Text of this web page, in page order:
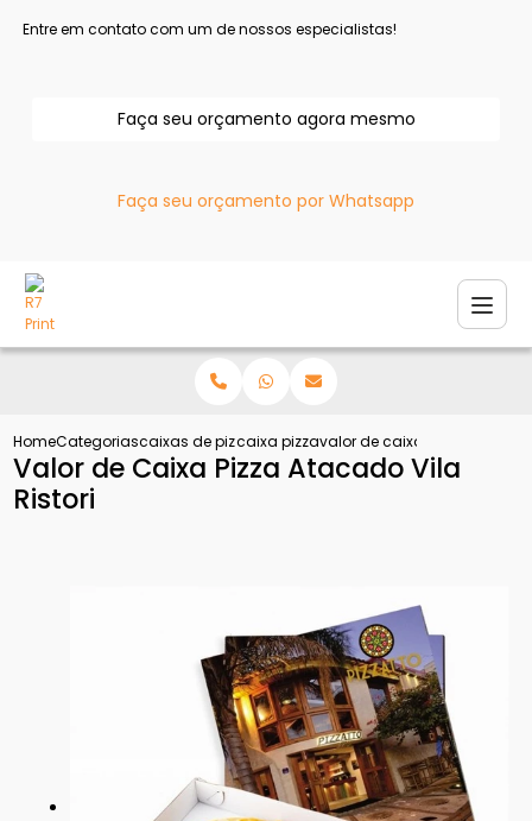
Entre em contato com um de nossos especialistas!
Faça seu orçamento agora mesmo
Faça seu orçamento por Whatsapp
HomeCategoriascaixas de pizzacaixa pizzavalor de caixa pizza
Valor de Caixa Pizza Atacado Vila
Ristori